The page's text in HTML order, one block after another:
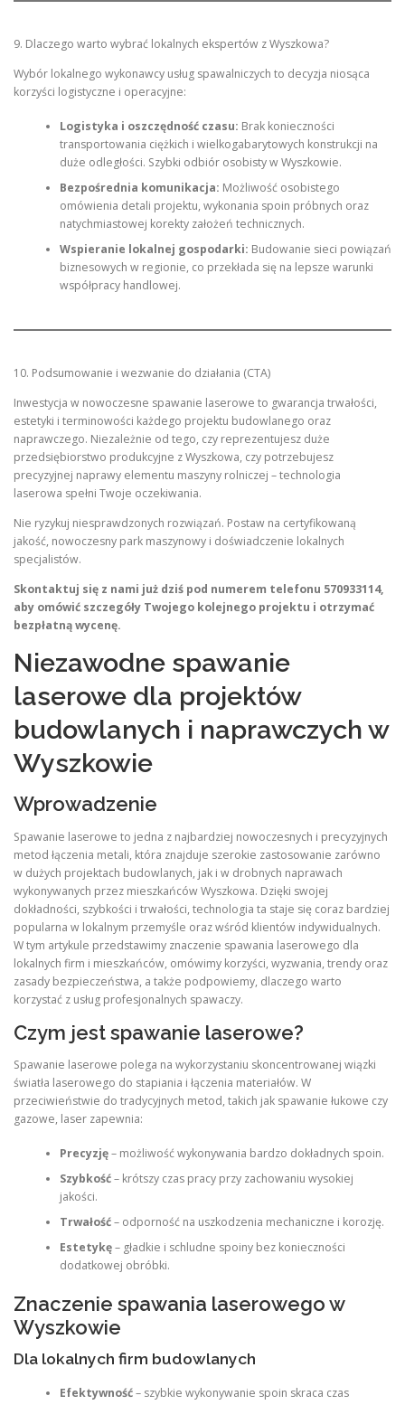
9. Dlaczego warto wybrać lokalnych ekspertów z Wyszkowa?
Wybór lokalnego wykonawcy usług spawalniczych to decyzja niosąca
korzyści logistyczne i operacyjne:
Logistyka i oszczędność czasu: Brak konieczności
transportowania ciężkich i wielkogabarytowych konstrukcji na
duże odległości. Szybki odbiór osobisty w Wyszkowie.
Bezpośrednia komunikacja: Możliwość osobistego
omówienia detali projektu, wykonania spoin próbnych oraz
natychmiastowej korekty założeń technicznych.
Wspieranie lokalnej gospodarki: Budowanie sieci powiązań
biznesowych w regionie, co przekłada się na lepsze warunki
współpracy handlowej.
10. Podsumowanie i wezwanie do działania (CTA)
Inwestycja w nowoczesne spawanie laserowe to gwarancja trwałości,
estetyki i terminowości każdego projektu budowlanego oraz
naprawczego. Niezależnie od tego, czy reprezentujesz duże
przedsiębiorstwo produkcyjne z Wyszkowa, czy potrzebujesz
precyzyjnej naprawy elementu maszyny rolniczej – technologia
laserowa spełni Twoje oczekiwania.
Nie ryzykuj niesprawdzonych rozwiązań. Postaw na certyfikowaną
jakość, nowoczesny park maszynowy i doświadczenie lokalnych
specjalistów.
Skontaktuj się z nami już dziś pod numerem telefonu 570933114,
aby omówić szczegóły Twojego kolejnego projektu i otrzymać
bezpłatną wycenę.
Niezawodne spawanie
laserowe dla projektów
budowlanych i naprawczych w
Wyszkowie
Wprowadzenie
Spawanie laserowe to jedna z najbardziej nowoczesnych i precyzyjnych
metod łączenia metali, która znajduje szerokie zastosowanie zarówno
w dużych projektach budowlanych, jak i w drobnych naprawach
wykonywanych przez mieszkańców Wyszkowa. Dzięki swojej
dokładności, szybkości i trwałości, technologia ta staje się coraz bardziej
popularna w lokalnym przemyśle oraz wśród klientów indywidualnych.
W tym artykule przedstawimy znaczenie spawania laserowego dla
lokalnych firm i mieszkańców, omówimy korzyści, wyzwania, trendy oraz
zasady bezpieczeństwa, a także podpowiemy, dlaczego warto
korzystać z usług profesjonalnych spawaczy.
Czym jest spawanie laserowe?
Spawanie laserowe polega na wykorzystaniu skoncentrowanej wiązki
światła laserowego do stapiania i łączenia materiałów. W
przeciwieństwie do tradycyjnych metod, takich jak spawanie łukowe czy
gazowe, laser zapewnia:
Precyzję– możliwość wykonywania bardzo dokładnych spoin.
Szybkość– krótszy czas pracy przy zachowaniu wysokiej
jakości.
Trwałość– odporność na uszkodzenia mechaniczne i korozję.
Estetykę– gładkie i schludne spoiny bez konieczności
dodatkowej obróbki.
Znaczenie spawania laserowego w
Wyszkowie
Dla lokalnych firm budowlanych
Efektywność– szybkie wykonywanie spoin skraca czas